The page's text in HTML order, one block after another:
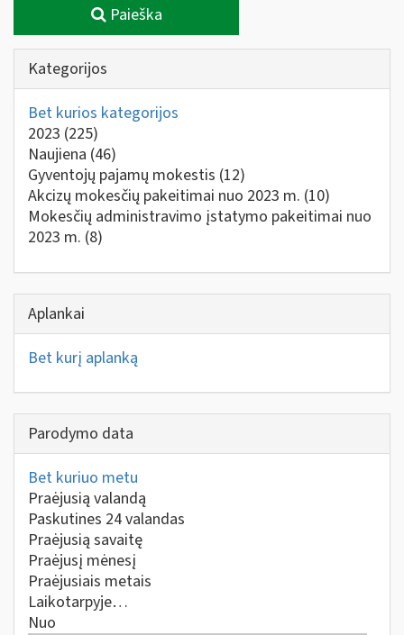
Paieška
Kategorijos
Bet kurios kategorijos
2023 (225)
Naujiena (46)
Gyventojų pajamų mokestis (12)
Akcizų mokesčių pakeitimai nuo 2023 m. (10)
Mokesčių administravimo įstatymo pakeitimai nuo
2023 m. (8)
Aplankai
Bet kurį aplanką
Parodymo data
Bet kuriuo metu
Praėjusią valandą
Paskutines 24 valandas
Praėjusią savaitę
Praėjusį mėnesį
Praėjusiais metais
Laikotarpyje…
Nuo